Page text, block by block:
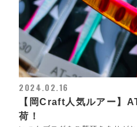
2024.02.16
【岡Craft人気ルアー】
荷！